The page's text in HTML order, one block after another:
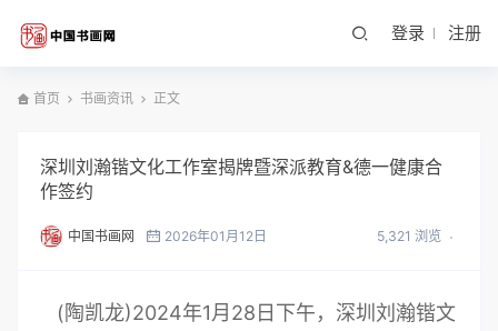
登录 注册
首页 书画资讯 正文
深圳刘瀚锴文化工作室揭牌暨深派教育&德一健康合
作签约
中国书画网 2026年01月12日 5,321 浏览
(陶凯龙)2024年1月28日下午，深圳刘瀚锴文